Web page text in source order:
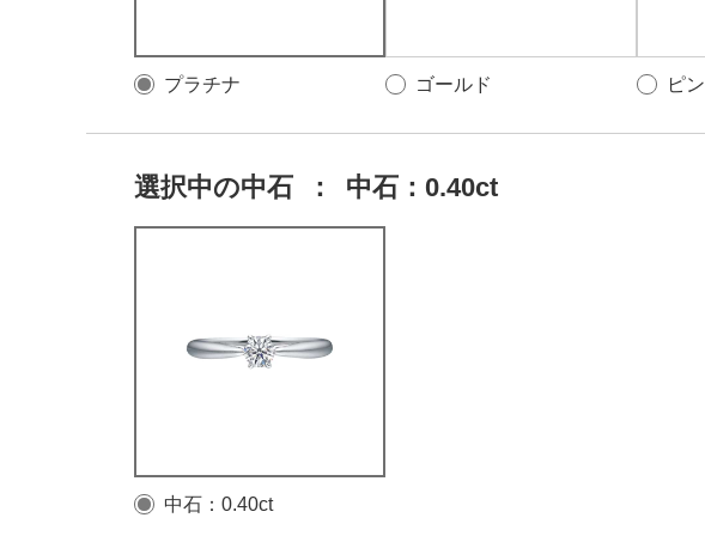
プラチナ ゴールド ピ
選択中の中石 ： 中石：0.40ct
中石：0.40ct